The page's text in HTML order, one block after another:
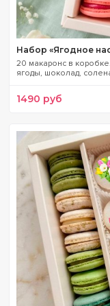
Набор «Ягодное
20 макаронс в
ягоды, шоколад,
1490 руб